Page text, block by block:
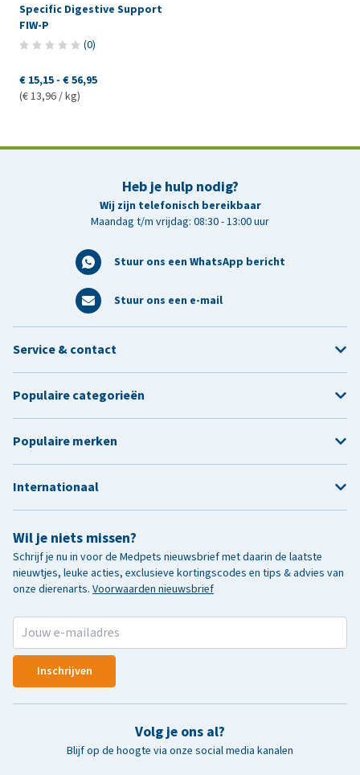
Specific Digestive Support
FIW-P
(0)
€ 15,15 - € 56,95
(€ 13,96 / kg)
Heb je hulp nodig?
Wij zijn telefonisch bereikbaar
Maandag t/m vrijdag: 08:30 - 13:00 uur
Stuur ons een WhatsApp bericht
Stuur ons een e-mail
Wil je niets missen?
Schrijf je nu in voor de Medpets nieuwsbrief met daarin de laatste
nieuwtjes, leuke acties, exclusieve kortingscodes en tips & advies van
onze dierenarts. Voorwaarden nieuwsbrief
Inschrijven
Volg je ons al?
Blijf op de hoogte via onze social media kanalen
Service & contact
Populaire categorieën
Populaire merken
Internationaal